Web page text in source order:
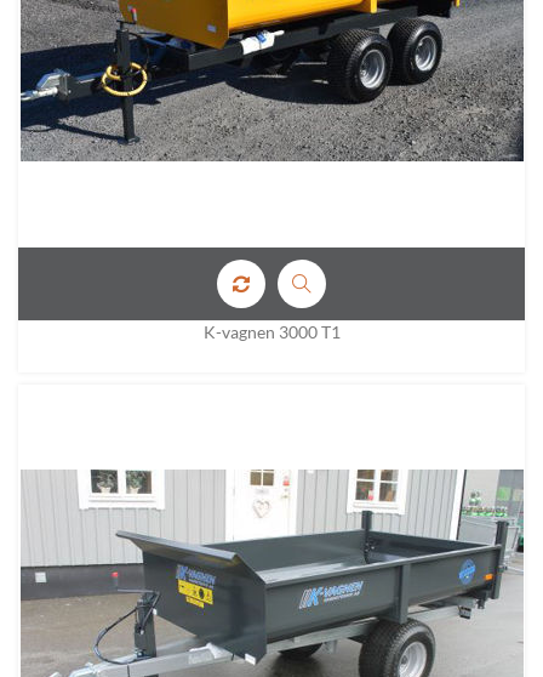
K-vagnen 3000 T1